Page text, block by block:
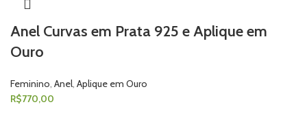
Anel Curvas em Prata 925 e Aplique em
Ouro
Feminino, Anel, Aplique em Ouro
R$770,00